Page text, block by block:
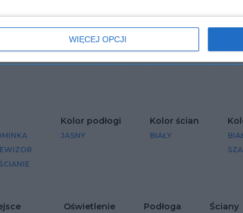
WIĘCEJ OPCJI
Dodaj do ulubionych
Salon z jadalnią i modnym
oświetleniem
Dodaj do
Salon
Kolor podłogi
JASNY
Kolor ścian
BIAŁY
Oświetlenie Podłoga Ściany